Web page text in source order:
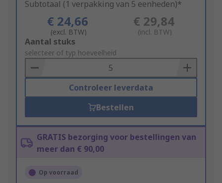
Subtotaal (1 verpakking van 5 eenheden)*
€ 24,66
(excl. BTW)
€ 29,84
(incl. BTW)
Add
to
Basket
Aantal stuks
selecteer of typ hoeveelheid
Controleer leverdata
Bestellen
GRATIS bezorging voor bestellingen van
meer dan € 90,00
Op voorraad